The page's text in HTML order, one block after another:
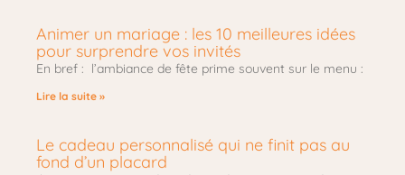
Animer un mariage : les 10 meilleures idées
pour surprendre vos invités
En bref : l’ambiance de fête prime souvent sur le menu :
Lire la suite »
Le cadeau personnalisé qui ne finit pas au
fond d’un placard